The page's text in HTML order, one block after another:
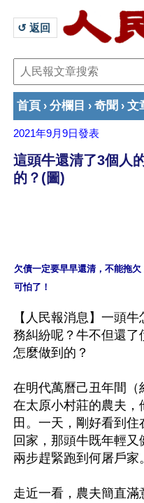
↺ 返回
首頁 › 分欄目 › 奇聞 › 文
2021年9月9日發表
這頭牛還清了3個人
的？(圖)
欠債一定要早早還清，不能拖
【人民報消息】一頭
務糾紛呢？牛不但還
怎麼做到的？
在明代萬曆己丑年間
在太原小村莊的農夫
田。一天，剛好看到
回家，那頭牛既年輕
兩步趕緊跑到何屠戶家。
走近一看，農夫簡直滿